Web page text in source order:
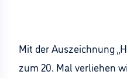
Mit der Auszeichnung
zum 20. Mal verliehen